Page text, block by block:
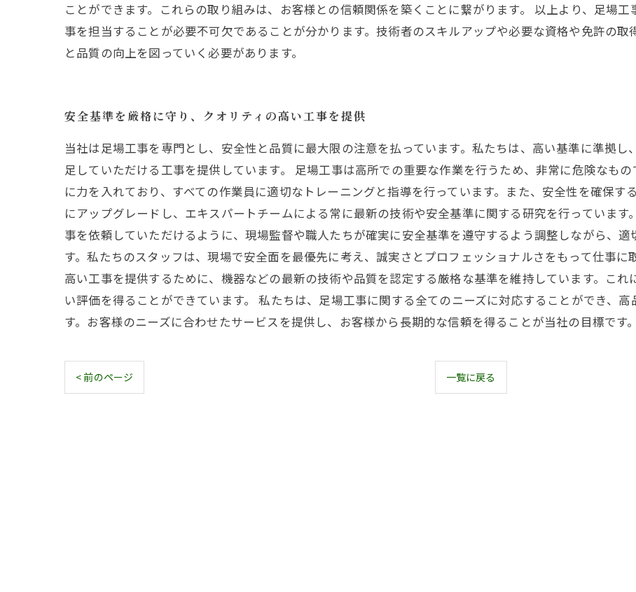
ことができます。これらの取り組みは、お客様との信頼関係を築くことに繋がります。 以上より、足場
事を担当することが必要不可欠であることが分かります。技術者のスキルアップや必要な資格や免許の
と品質の向上を図っていく必要があります。
安全基準を厳格に守り、クオリティの高い工事を提供
当社は足場工事を専門とし、安全性と品質に最大限の注意を払っています。私たちは、高い基準に準拠
足していただける工事を提供しています。 足場工事は高所での重要な作業を行うため、非常に危険なも
に力を入れており、すべての作業員に適切なトレーニングと指導を行っています。また、安全性を確保す
にアップグレードし、エキスパートチームによる常に最新の技術や安全基準に関する研究を行っていま
事を依頼していただけるように、現場監督や職人たちが確実に安全基準を遵守するよう調整しながら、
す。私たちのスタッフは、現場で安全面を最優先に考え、誠実さとプロフェッショナルさをもって仕事に
高い工事を提供するために、機器などの最新の技術や品質を認定する厳格な基準を維持しています。こ
い評価を得ることができています。 私たちは、足場工事に関する全てのニーズに対応することができ、
す。お客様のニーズに合わせたサービスを提供し、お客様から長期的な信頼を得ることが当社の目標です。
< 前のページ 一覧に戻る